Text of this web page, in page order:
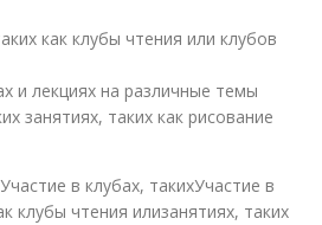
как клубы чтения или клубов
и лекциях на различные темы
занятиях, таких как рисование
в клубах, такихУчастие в
клубы чтения илизанятиях, таких